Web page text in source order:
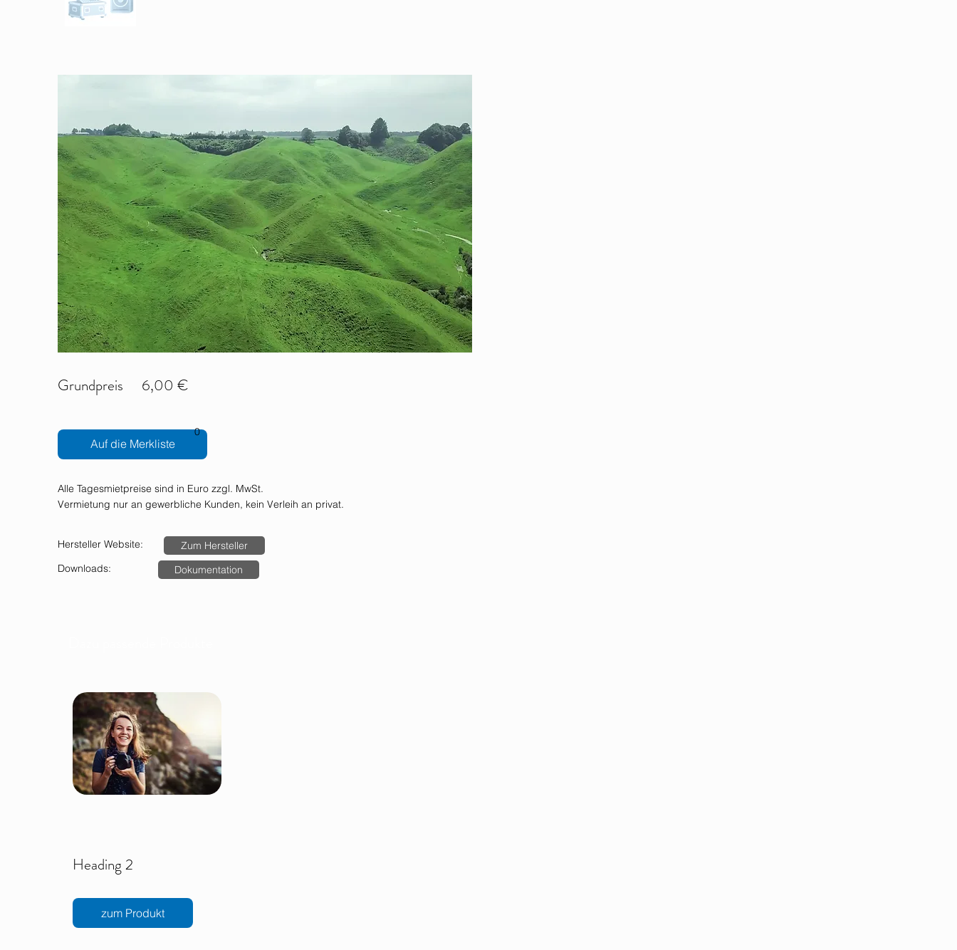
Grundpreis 6,00 €
Auf die Merkliste
0
Alle Tagesmietpreise sind in Euro zzgl. MwSt.
Vermietung nur an gewerbliche Kunden, kein Verleih an privat.
Hersteller Website:
Zum Hersteller
Downloads:
Dokumentation
Heading 2
zum Produkt